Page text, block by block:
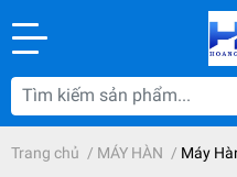
Trang chủ / MÁY HÀN / Máy